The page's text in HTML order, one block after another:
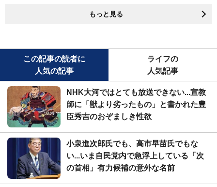
もっと見る
この記事の読者に
人気の記事
ライフの
人気記事
NHK大河ではとても放送できない...宣教
師に「獣より劣ったもの」と書かれた豊
臣秀吉のおぞましき性欲
小泉進次郎氏でも、高市早苗氏でもな
い...いま自民党内で急浮上している「次
の首相」有力候補の意外な名前